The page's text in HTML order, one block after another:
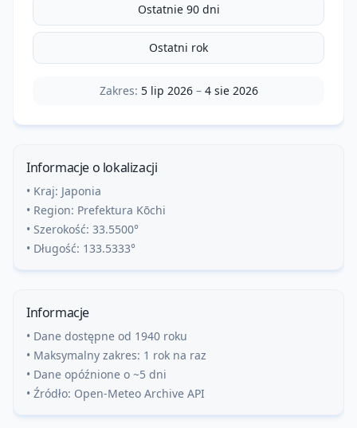
Ostatnie 90 dni
Ostatni rok
Zakres: 5 lip 2026– 4 sie 2026
Informacje o lokalizacji
• Kraj: Japonia
• Region: Prefektura Kōchi
• Szerokość: 33.5500°
• Długość: 133.5333°
Informacje
• Dane dostępne od 1940 roku
• Maksymalny zakres: 1 rok na raz
• Dane opóźnione o ~5 dni
• Źródło: Open-Meteo Archive API